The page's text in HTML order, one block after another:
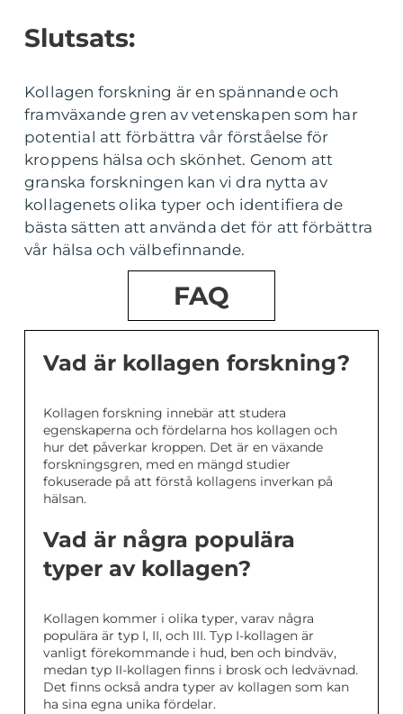
Slutsats:
Kollagen forskning är en spännande och
framväxande gren av vetenskapen som har
potential att förbättra vår förståelse för
kroppens hälsa och skönhet. Genom att
granska forskningen kan vi dra nytta av
kollagenets olika typer och identifiera de
bästa sätten att använda det för att förbättra
vår hälsa och välbefinnande.
FAQ
Vad är kollagen forskning?
Kollagen forskning innebär att studera
egenskaperna och fördelarna hos kollagen och
hur det påverkar kroppen. Det är en växande
forskningsgren, med en mängd studier
fokuserade på att förstå kollagens inverkan på
hälsan.
Vad är några populära
typer av kollagen?
Kollagen kommer i olika typer, varav några
populära är typ I, II, och III. Typ I-kollagen är
vanligt förekommande i hud, ben och bindväv,
medan typ II-kollagen finns i brosk och ledvävnad.
Det finns också andra typer av kollagen som kan
ha sina egna unika fördelar.